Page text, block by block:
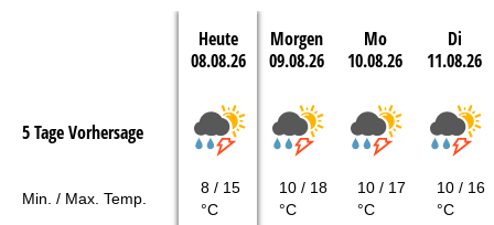
Heute
08.08.26
Morgen
09.08.26
Mo
10.08.26
Di
11.08.26
5 Tage Vorhersage
Min. / Max. Temp.
8 / 15
°C
10 / 18
°C
10 / 17
°C
10 / 16
°C